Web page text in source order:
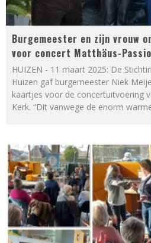
Burgemeester en zijn vrouw
voor concert Matthäus-
HUIZEN - 11 maart 2025: De
Huizen gaf burgemeester Niek
kaartjes voor de concertuitvoering
Kerk. “Dit vanwege de enorm